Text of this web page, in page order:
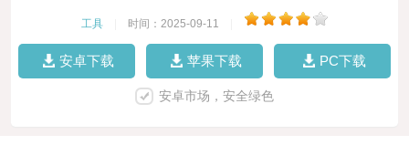
工具 时间：2025-09-11
安卓下载 苹果下载 PC下载
安卓市场，安全绿色